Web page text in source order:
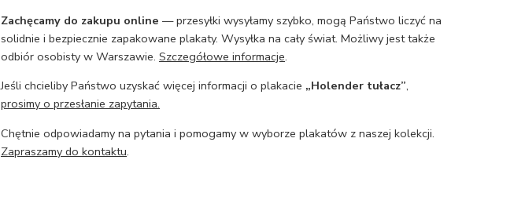
Zachęcamy do zakupu online — przesyłki wysyłamy szybko, mogą Państwo liczyć na
solidnie i bezpiecznie zapakowane plakaty. Wysyłka na cały świat. Możliwy jest także
odbiór osobisty w Warszawie. Szczegółowe informacje.
Jeśli chcieliby Państwo uzyskać więcej informacji o plakacie „Holender tułacz”,
prosimy o przesłanie zapytania.
Chętnie odpowiadamy na pytania i pomogamy w wyborze plakatów z naszej kolekcji.
Zapraszamy do kontaktu.